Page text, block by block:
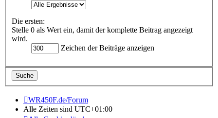
Die ersten:
Stelle 0 als Wert ein, damit der komplette Beitrag angezeigt
wird.
Zeichen der Beiträge anzeigen
WR450F.de/Forum
Alle Zeiten sind UTC+01:00